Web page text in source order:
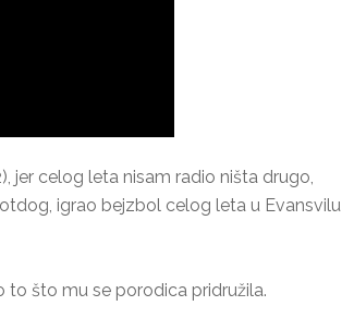
jer celog leta nisam radio ništa drugo,
igrao bejzbol celog leta u Evansvilu
to što mu se porodica pridružila.